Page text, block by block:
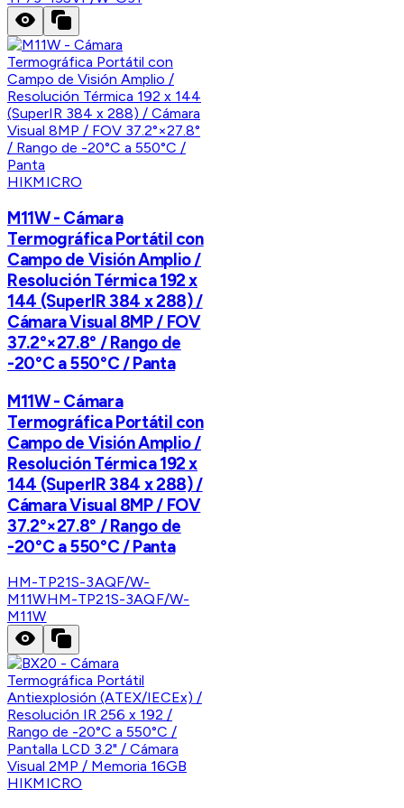
HIKMICRO
M11W - Cámara
Termográfica Portátil con
Campo de Visión Amplio /
Resolución Térmica 192 x
144 (SuperIR 384 x 288) /
Cámara Visual 8MP / FOV
37.2°×27.8° / Rango de
-20°C a 550°C / Panta
M11W - Cámara
Termográfica Portátil con
Campo de Visión Amplio /
Resolución Térmica 192 x
144 (SuperIR 384 x 288) /
Cámara Visual 8MP / FOV
37.2°×27.8° / Rango de
-20°C a 550°C / Panta
HM-TP21S-3AQF/W-
M11WHM-TP21S-3AQF/W-
M11W
HIKMICRO